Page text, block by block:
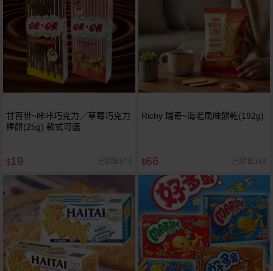
甘百世~咔咔巧克力／草莓巧克力
棒餅(25g) 款式可選
$19 已銷售873
Richy 瑞奇~海老風味餅乾(192g)
$66 已銷售164